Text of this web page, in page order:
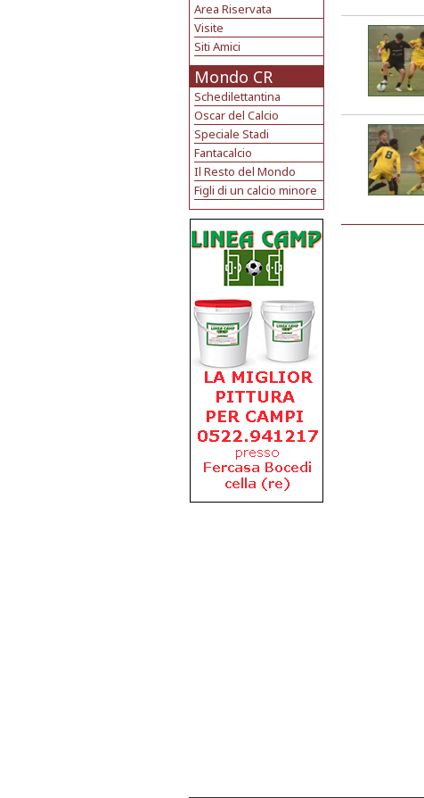
Area Riservata
Visite
Siti Amici
Mondo CR
Schedilettantina
Oscar del Calcio
Speciale Stadi
Fantacalcio
Il Resto del Mondo
Figli di un calcio minore